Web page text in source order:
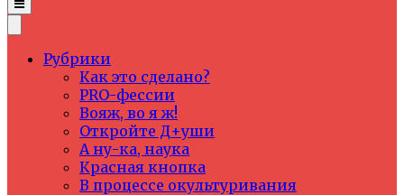
Рубрики
Как это сделано?
PRO-фессии
Вояж, во я ж!
Откройте Д+уши
А ну-ка, наука
Красная кнопка
В процессе окультуривания